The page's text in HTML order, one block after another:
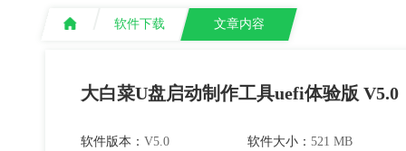
软件下载 文章内容
大白菜U盘启动制作工具uefi体验版 V5.0
软件版本： V5.0 软件大小： 521 MB